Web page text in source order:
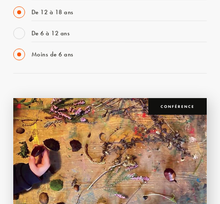
De 12 à 18 ans
De 6 à 12 ans
Moins de 6 ans
CONFÉRENCE